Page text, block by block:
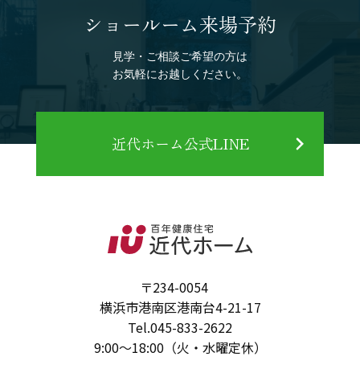
ショールーム来場予約
見学・ご相談ご希望の方は
お気軽にお越しください。
近代ホーム公式LINE
〒234-0054
横浜市港南区港南台4-21-17
Tel.045-833-2622
9:00～18:00（火・水曜定休）